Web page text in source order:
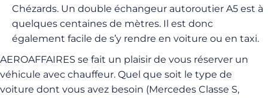
Chézards. Un double échangeur autoroutier A5 est à
quelques centaines de mètres. Il est donc
également facile de s’y rendre en voiture ou en taxi.
AEROAFFAIRES se fait un plaisir de vous réserver un
véhicule avec chauffeur. Quel que soit le type de
voiture dont vous avez besoin (Mercedes Classe S,